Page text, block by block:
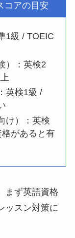
コアの目安
1級 / TOEIC
）：英検2
英検1級 /
け）：英検
があると有
まず英語資格
ッスン対策に